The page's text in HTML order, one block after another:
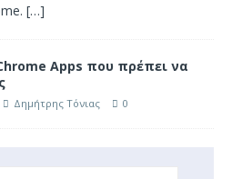
[…]
Apps που πρέπει να
Δημήτρης Τόνιας 0